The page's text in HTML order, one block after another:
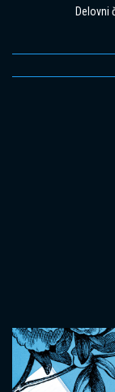
Delovni